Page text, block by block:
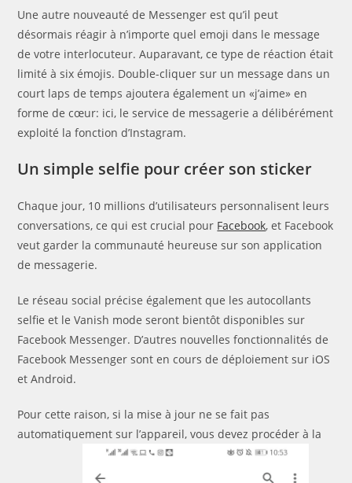
Une autre nouveauté de Messenger est qu’il peut
désormais réagir à n’importe quel emoji dans le message
de votre interlocuteur. Auparavant, ce type de réaction était
limité à six émojis. Double-cliquer sur un message dans un
court laps de temps ajoutera également un «j’aime» en
forme de cœur: ici, le service de messagerie a délibérément
exploité la fonction d’Instagram.
Un simple selfie pour créer son sticker
Chaque jour, 10 millions d’utilisateurs personnalisent leurs
conversations, ce qui est crucial pour Facebook, et Facebook
veut garder la communauté heureuse sur son application
de messagerie.
Le réseau social précise également que les autocollants
selfie et le Vanish mode seront bientôt disponibles sur
Facebook Messenger. D’autres nouvelles fonctionnalités de
Facebook Messenger sont en cours de déploiement sur iOS
et Android.
Pour cette raison, si la mise à jour ne se fait pas
automatiquement sur l’appareil, vous devez procéder à la